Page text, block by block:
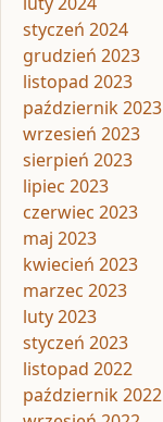
styczeń 2024
grudzień 2023
listopad 2023
październik 2023
wrzesień 2023
sierpień 2023
lipiec 2023
czerwiec 2023
maj 2023
kwiecień 2023
marzec 2023
luty 2023
styczeń 2023
listopad 2022
październik 2022